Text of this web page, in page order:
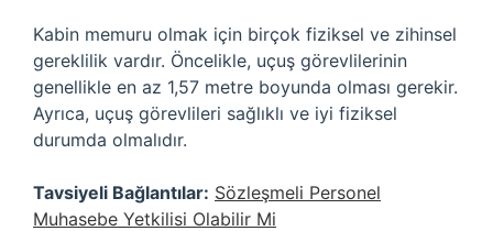
Kabin memuru olmak için birçok fiziksel ve zihinsel
gereklilik vardır. Öncelikle, uçuş görevlilerinin
genellikle en az 1,57 metre boyunda olması gerekir.
Ayrıca, uçuş görevlileri sağlıklı ve iyi fiziksel
durumda olmalıdır.
Tavsiyeli Bağlantılar: Sözleşmeli Personel
Muhasebe Yetkilisi Olabilir Mi